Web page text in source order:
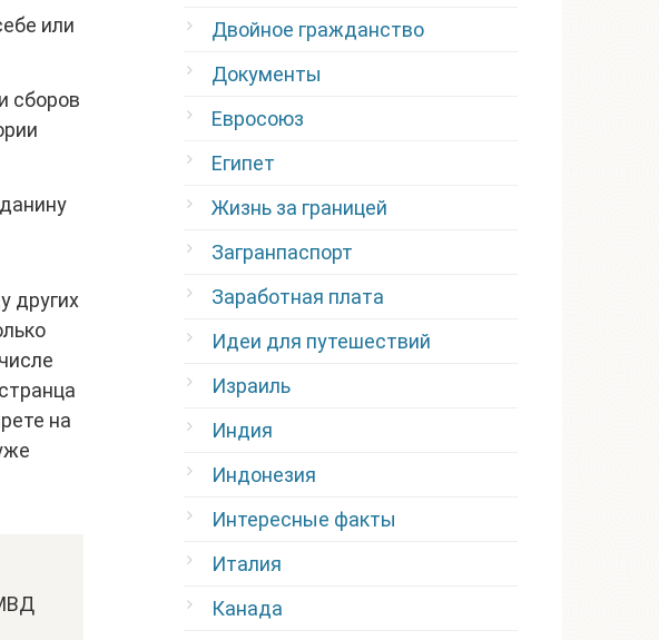
или
сборов
других
на
Двойное гражданство
Документы
Евросоюз
Египет
Жизнь за границей
Загранпаспорт
Заработная плата
Идеи для путешествий
Израиль
Индия
Индонезия
Интересные факты
Италия
Канада